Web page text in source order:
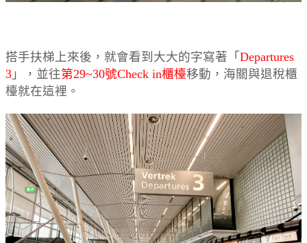
搭手扶梯上來後，就會看到大大的字寫著「Departures
3 」，並往第29~30號Check in櫃檯移動，海關與退稅櫃
檯就在這裡。